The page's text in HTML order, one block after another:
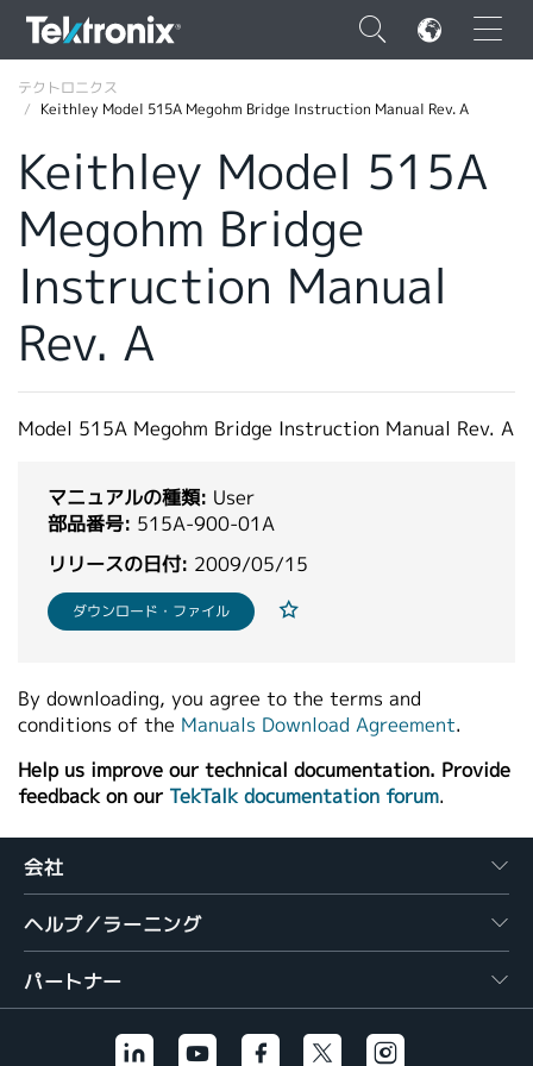
×
ENGLISH
FRANÇAIS
DEUTSCH
简体中文
韓国語
繁體中文
テクトロニクス
Keithley Model 515A Megohm Bridge Instruction Manual Rev. A
Keithley Model 515A
Megohm Bridge
Instruction Manual
Rev. A
Model 515A Megohm Bridge Instruction Manual Rev. A
マニュアルの種類: User
部品番号: 515A-900-01A
リリースの日付: 2009/05/15
ダウンロード・ファイル
By downloading, you agree to the terms and
conditions of the Manuals Download Agreement.
Help us improve our technical documentation. Provide
feedback on our TekTalk documentation forum.
会社
ヘルプ／ラーニング
パートナー